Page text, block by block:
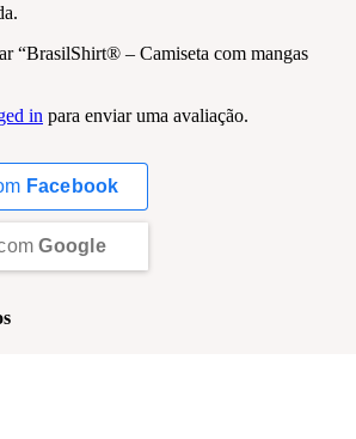
“BrasilShirt® – Camiseta com mangas
in para enviar uma avaliação.
Facebook
Google